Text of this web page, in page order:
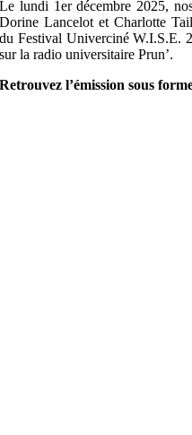
Le lundi 1er décembre 2025,
Dorine Lancelot et Charlotte
du Festival Univerciné W.I.S.E.
sur la radio universitaire Prun’.
Retrouvez l’émission sous